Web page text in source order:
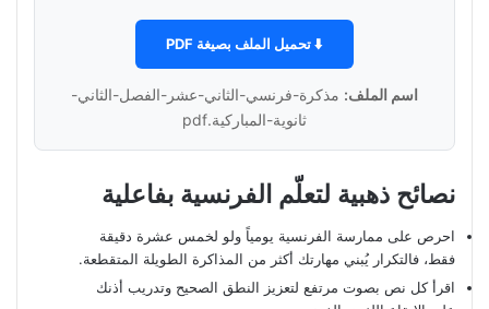
⬇️ تحميل الملف بصيغة PDF
اسم الملف: مذكرة-فرنسي-الثاني-عشر-الفصل-الثاني-
ثانوية-المباركية.pdf
نصائح ذهبية لتعلّم الفرنسية بفاعلية
احرص على ممارسة الفرنسية يومياً ولو لخمس عشرة دقيقة
فقط، فالتكرار يُبني مهارتك أكثر من المذاكرة الطويلة المتقطعة.
اقرأ كل نص بصوت مرتفع لتعزيز النطق الصحيح وتدريب أذنك